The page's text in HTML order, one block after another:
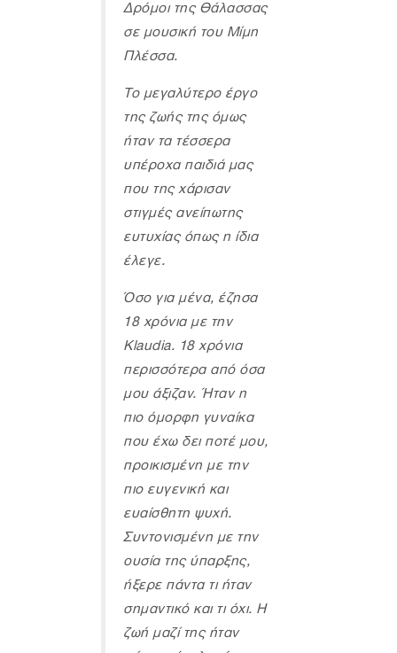
Δρόμοι της Θάλασσας
σε μουσική του Μίμη
Πλέσσα.
Το μεγαλύτερο έργο
της ζωής της όμως
ήταν τα τέσσερα
υπέροχα παιδιά μας
που της χάρισαν
στιγμές ανείπωτης
ευτυχίας όπως η ίδια
έλεγε.
Όσο για μένα, έζησα
18 χρόνια με την
Klaudia. 18 χρόνια
περισσότερα από όσα
μου άξιζαν. Ήταν η
πιο όμορφη γυναίκα
που έχω δει ποτέ μου,
προικισμένη με την
πιο ευγενική και
ευαίσθητη ψυχή.
Συντονισμένη με την
ουσία της ύπαρξης,
ήξερε πάντα τι ήταν
σημαντικό και τι όχι. Η
ζωή μαζί της ήταν